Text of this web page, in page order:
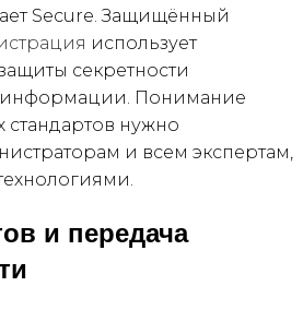
Secure. Защищённый
использует
секретности
информации. Понимание
нужно
и всем экспертам,
и передача